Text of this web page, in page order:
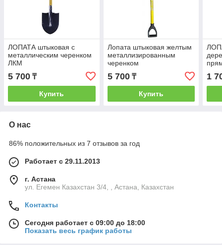
ЛОПАТА штыковая с
металлическим черенком
ЛКМ
5 700 ₸
Купить
Лопата штыковая желтым
металлизированным
черенком
5 700₸
Купить
1
О нас
86% положительных из 7 отзывов за год
Работает с 29.11.2013
г. Астана
ул. Егемен Казахстан 3/4, , Астана, Казахстан
Контакты
Сегодня работает с 09:00 до 18:00
Показать весь график работы